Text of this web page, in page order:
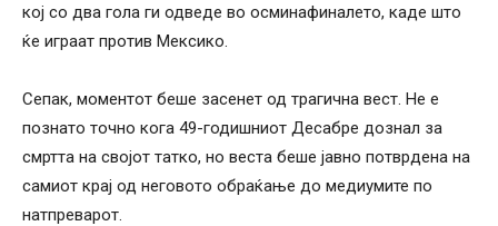
кој со два гола ги одведе во осминафиналето, каде што
ќе играат против Мексико.
Сепак, моментот беше засенет од трагична вест. Не е
познато точно кога 49-годишниот Десабре дознал за
смртта на својот татко, но веста беше јавно потврдена на
самиот крај од неговото обраќање до медиумите по
натпреварот.